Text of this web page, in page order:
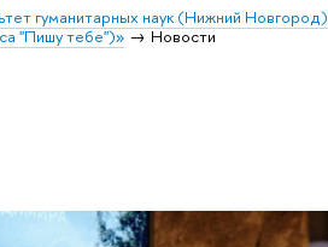
гуманитарных наук (Нижний Новгород)
"Пишу тебе")»
Новости